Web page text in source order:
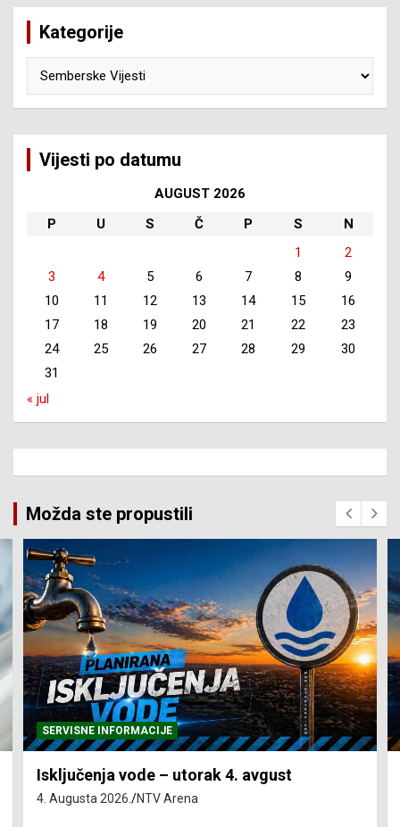
Kategorije
Vijesti po datumu
AUGUST 2026
P
U S Č P S
N
1
2
3
4 5 6 7 8
9
10
11 12 13 14 15
16
17
18 19 20 21 22
23
24
25 26 27 28 29
30
31
« jul
Možda ste propustili
SERVISNE INFORMACIJE
Isključenja vode – utorak 4. avgust
4. Augusta 2026. NTV Arena